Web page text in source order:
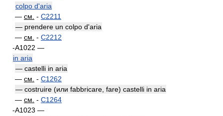
colpo d'aria
— см. - C2211
— prendere un colpo d'aria
— см. - C2212
-A1022 —
in aria
— castelli in aria
— см. - C1262
— costruire (или fabbricare, fare) castelli in aria
— см. - C1264
-A1023 —